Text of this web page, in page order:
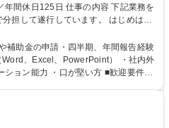
事の内容 下記業務を
担して遂行しています。 はじめは担
くゆくはリーダーやマネージャーポ
す。 【総務・人事グルー
用活動 ・教育研修の企画、実行 ・勤
の会議運営（評議員会、理事会） ・
合せ、相談対応 ・その他日常の総務
補助金の申請・四半期、年間報告経験
Word、Excel、PowerPoint） ・社内外
能力 ・口が堅い方 ■歓迎要件